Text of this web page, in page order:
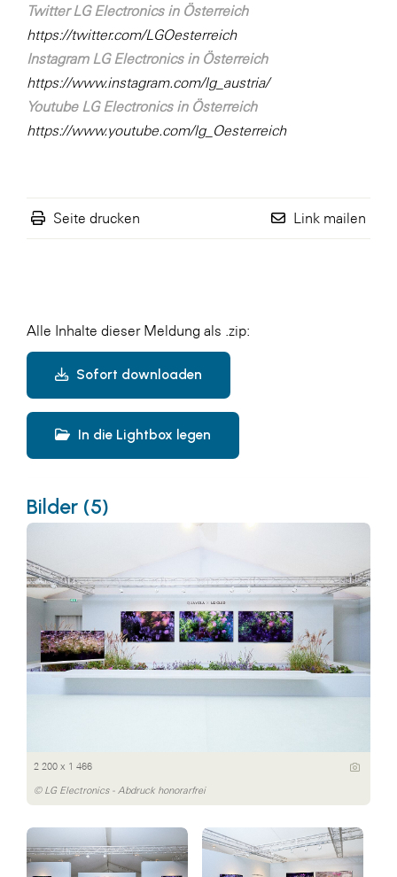
Twitter LG Electronics in Österreich
https://twitter.com/LGOesterreich
Instagram LG Electronics in Österreich
https://www.instagram.com/lg_austria/
Youtube LG Electronics in Österreich
https://www.youtube.com/lg_Oesterreich
Seite drucken Link mailen
Alle Inhalte dieser Meldung als .zip:
Sofort downloaden
In die Lightbox legen
Bilder (5)
2 200 x 1 466
© LG Electronics - Abdruck honorarfrei